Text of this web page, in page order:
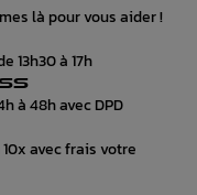
là pour vous aider !
13h30 à 17h
à 48h avec DPD
avec frais votre